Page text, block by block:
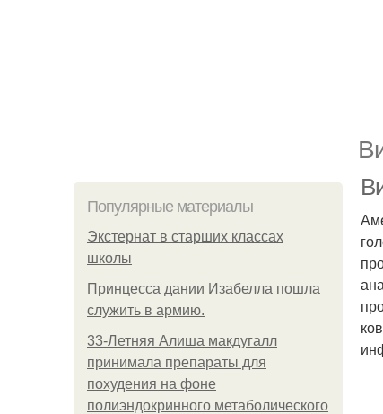
Популярные материалы
Экстернат в старших классах
школы
Принцесса дании Изабелла пошла
служить в армию.
33-Летняя Алиша макдугалл
принимала препараты для
похудения на фоне
полиэндокринного метаболического